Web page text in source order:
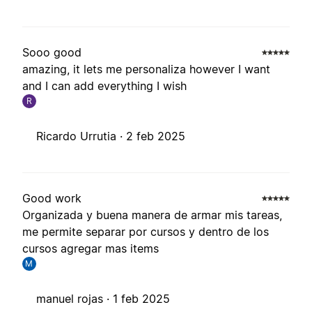
Sooo good
amazing, it lets me personaliza however I want
and I can add everything I wish
R
Ricardo Urrutia · 2 feb 2025
Good work
Organizada y buena manera de armar mis tareas,
me permite separar por cursos y dentro de los
cursos agregar mas items
M
manuel rojas · 1 feb 2025